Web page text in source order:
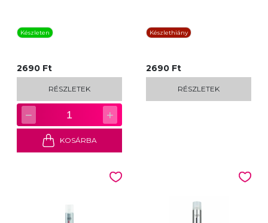
Készleten
2690 Ft
RÉSZLETEK
− 1 +
KOSÁRBA
Készlethiány
2690 Ft
RÉSZLETEK